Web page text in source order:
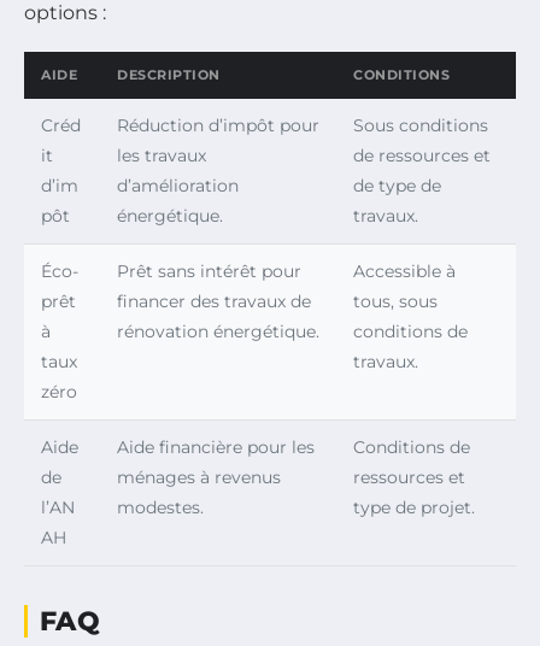
options :
AIDE DESCRIPTION CONDITIONS
Créd
it
d’im
pôt
Réduction d’impôt pour
les travaux
d’amélioration
énergétique.
Sous conditions
de ressources et
de type de
travaux.
Éco-
prêt
à
taux
zéro
Prêt sans intérêt pour
financer des travaux de
rénovation énergétique.
Accessible à
tous, sous
conditions de
travaux.
Aide
de
l’AN
AH
Aide financière pour les
ménages à revenus
modestes.
Conditions de
ressources et
type de projet.
FAQ